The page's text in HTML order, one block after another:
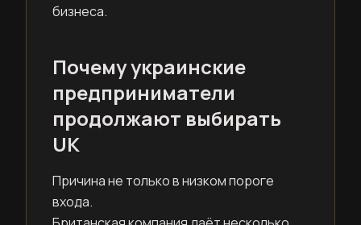
бизнеса.
Почему украинские
предприниматели
продолжают выбирать
UK
Причина не только в низком пороге
входа.